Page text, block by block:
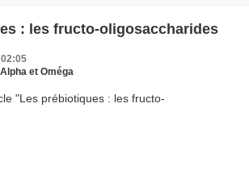
: les fructo-oligosaccharides
et Oméga